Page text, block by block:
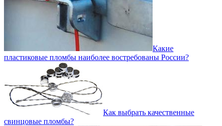
Какие
пластиковые пломбы наиболее востребованы России?
Как выбрать качественные
свинцовые пломбы?